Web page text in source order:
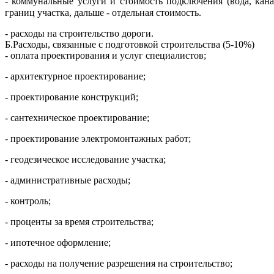
границ участка, дальше - отдельная стоимость.
- расходы на строительство дороги.
Б.Расходы, связанные с подготовкой строительства (5-10%)
- оплата проектирования и услуг специалистов;
- архитектурное проектирование;
- проектирование конструкций;
- сантехническое проектирование;
- проектирование электромонтажных работ;
- геодезическое исследование участка;
- административные расходы;
- контроль;
- проценты за время строительства;
- ипотечное оформление;
- расходы на получение разрешения на строительство;